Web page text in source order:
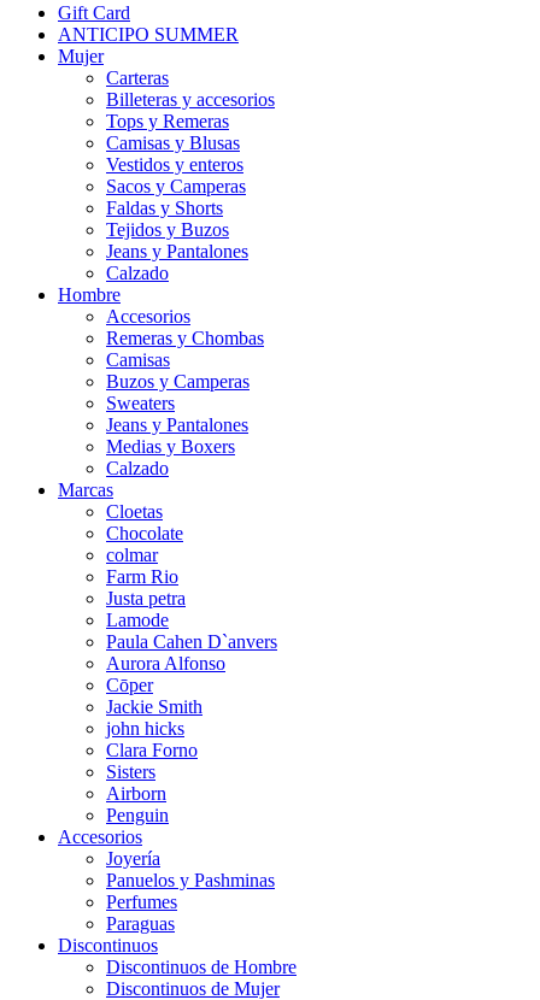
Gift Card
ANTICIPO SUMMER
Mujer
Carteras
Billeteras y accesorios
Tops y Remeras
Camisas y Blusas
Vestidos y enteros
Sacos y Camperas
Faldas y Shorts
Tejidos y Buzos
Jeans y Pantalones
Calzado
Hombre
Accesorios
Remeras y Chombas
Camisas
Buzos y Camperas
Sweaters
Jeans y Pantalones
Medias y Boxers
Calzado
Marcas
Cloetas
Chocolate
colmar
Farm Rio
Justa petra
Lamode
Paula Cahen D`anvers
Aurora Alfonso
Cōper
Jackie Smith
john hicks
Clara Forno
Sisters
Airborn
Penguin
Accesorios
Joyería
Panuelos y Pashminas
Perfumes
Paraguas
Discontinuos
Discontinuos de Hombre
Discontinuos de Mujer